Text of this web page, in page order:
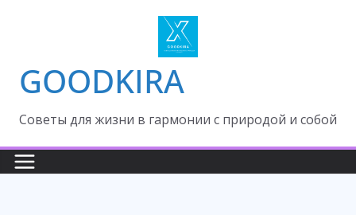
GOODKIRA
Cоветы для жизни в гармонии с природой и собой